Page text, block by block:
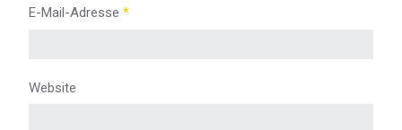
E-Mail-Adresse *
Website